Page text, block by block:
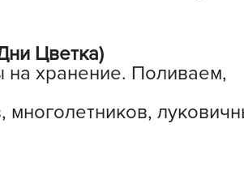
Вир
Цветка)
хранение. Поливаем,